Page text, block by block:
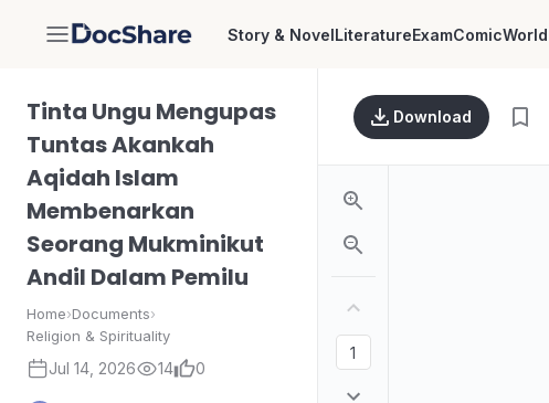
DocShare Story & NovelLiteratureExamComic
Tinta Ungu Mengupas
Tuntas Akankah
Aqidah Islam
Membenarkan
Seorang Mukminikut
Andil Dalam Pemilu
Home›Documents›
Religion & Spirituality
Jul 14, 2026 14 0
Download